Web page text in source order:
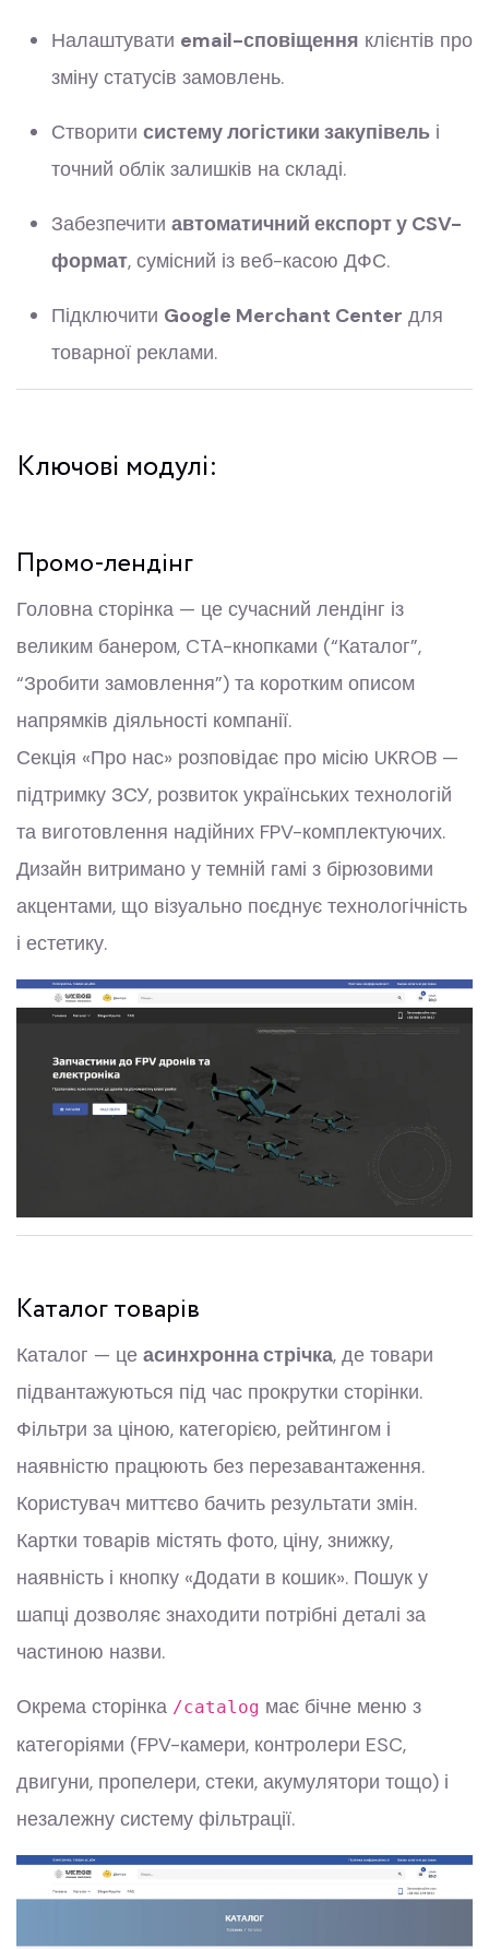
Налаштувати email-сповіщення клієнтів про
зміну статусів замовлень.
Створити систему логістики закупівель і
точний облік залишків на складі.
Забезпечити автоматичний експорт у CSV-
формат, сумісний із веб-касою ДФС.
Підключити Google Merchant Center для
товарної реклами.
Ключові модулі:
Промо-лендінг
Головна сторінка — це сучасний лендінг із
великим банером, CTA-кнопками (“Каталог”,
“Зробити замовлення”) та коротким описом
напрямків діяльності компанії.
Секція «Про нас» розповідає про місію UKROB —
підтримку ЗСУ, розвиток українських технологій
та виготовлення надійних FPV-комплектуючих.
Дизайн витримано у темній гамі з бірюзовими
акцентами, що візуально поєднує технологічність
і естетику.
Каталог товарів
Каталог — це асинхронна стрічка, де товари
підвантажуються під час прокрутки сторінки.
Фільтри за ціною, категорією, рейтингом і
наявністю працюють без перезавантаження.
Користувач миттєво бачить результати змін.
Картки товарів містять фото, ціну, знижку,
наявність і кнопку «Додати в кошик». Пошук у
шапці дозволяє знаходити потрібні деталі за
частиною назви.
Окрема сторінка /catalog має бічне меню з
категоріями (FPV-камери, контролери ESC,
двигуни, пропелери, стеки, акумулятори тощо) і
незалежну систему фільтрації.